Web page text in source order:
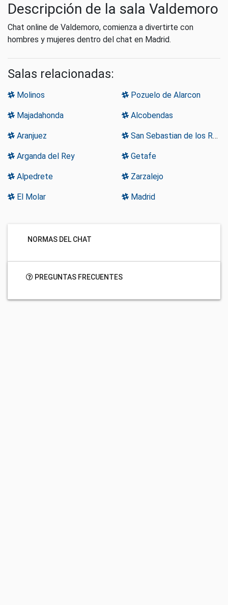
Descripción de la sala Valdemoro
Chat online de Valdemoro, comienza a divertirte con
hombres y mujeres dentro del chat en Madrid.
Salas relacionadas:
Molinos Pozuelo de Alarcon
Majadahonda Alcobendas
Aranjuez San Sebastian de los Reyes
Arganda del Rey Getafe
Alpedrete Zarzalejo
El Molar Madrid
NORMAS DEL CHAT
PREGUNTAS FRECUENTES